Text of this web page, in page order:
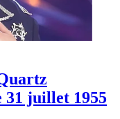
31 juillet 1955